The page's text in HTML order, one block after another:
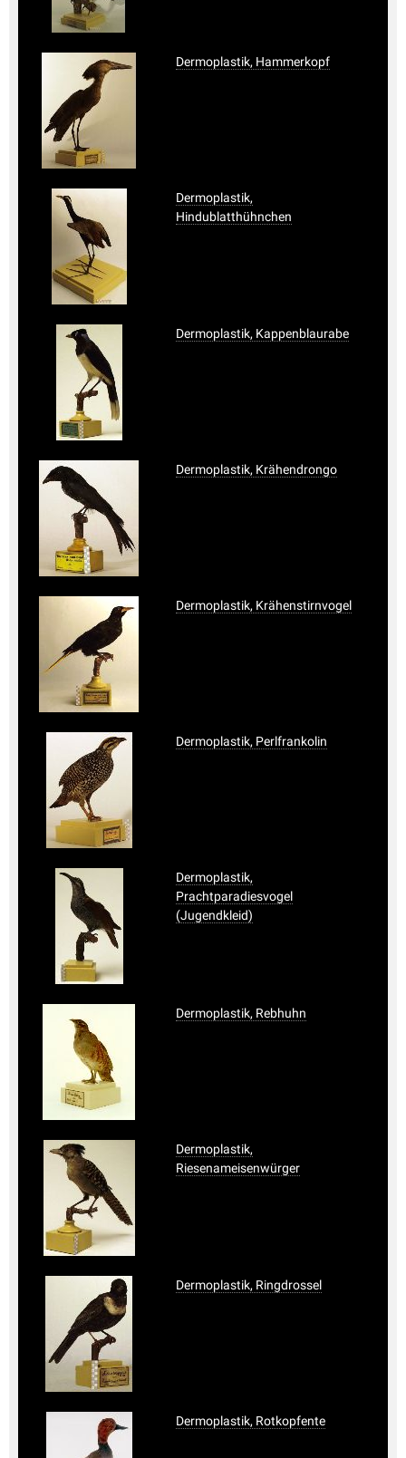
Dermoplastik, Hammerkopf
Dermoplastik,
Hindublatthühnchen
Dermoplastik, Kappenblaurabe
Dermoplastik, Krähendrongo
Dermoplastik, Krähenstirnvogel
Dermoplastik, Perlfrankolin
Dermoplastik,
Prachtparadiesvogel
(Jugendkleid)
Dermoplastik, Rebhuhn
Dermoplastik,
Riesenameisenwürger
Dermoplastik, Ringdrossel
Dermoplastik, Rotkopfente